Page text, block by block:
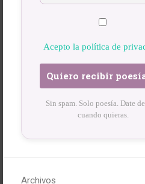
Acepto la política de
Sin spam. Solo poesía. Date
cuando quieras.
Archivos